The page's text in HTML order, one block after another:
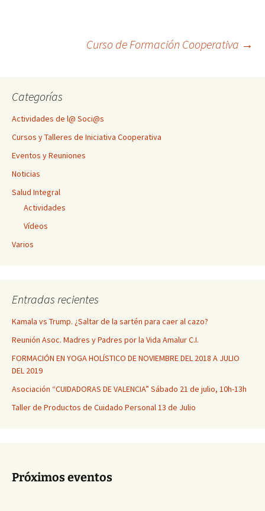
Curso de Formación Cooperativa →
Categorías
Actividades de l@ Soci@s
Cursos y Talleres de Iniciativa Cooperativa
Eventos y Reuniones
Noticias
Salud Integral
Actividades
Vídeos
Varios
Entradas recientes
Kamala vs Trump. ¿Saltar de la sartén para caer al cazo?
Reunión Asoc. Madres y Padres por la Vida Amalur C.I.
FORMACIÓN EN YOGA HOLÍSTICO DE NOVIEMBRE DEL 2018 A JULIO
DEL 2019
Asociación “CUIDADORAS DE VALENCIA” Sábado 21 de julio, 10h-13h
Taller de Productos de Cuidado Personal 13 de Julio
Próximos eventos